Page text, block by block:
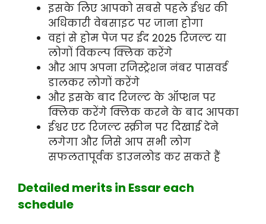
इसके लिए आपको सबसे पहले ईश्वर की
अधिकारी वेबसाइट पर जाना होगा
वहां से होम पेज पर ईद 2025 रिजल्ट या
लोगों विकल्प क्लिक करेंगे
और आप अपना रजिस्ट्रेशन नंबर पासवर्ड
डालकर लोगों करेंगे
और इसके बाद रिजल्ट के ऑप्शन पर
क्लिक करेंगे क्लिक करने के बाद आपका
ईश्वर एट रिजल्ट स्क्रीन पर दिखाई देने
लगेगा और जिसे आप सभी लोग
सफलतापूर्वक डाउनलोड कर सकते हैं
Detailed merits in Essar each
schedule